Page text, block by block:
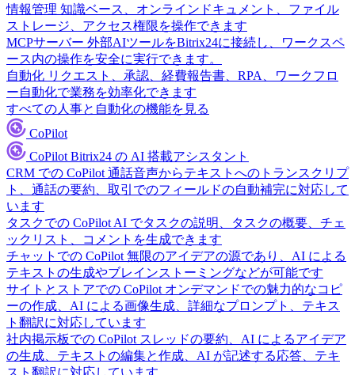
情報管理 知識ベース、オンラインドキュメント、ファイル
ストレージ、アクセス権限を操作できます
MCPサーバー 外部AIツールをBitrix24に接続し、ワークスペ
ース内の操作を安全に実行できます。
自動化 リクエスト、承認、経費報告書、RPA、ワークフロ
ー自動化で業務を効率化できます
すべての人事と自動化の機能を見る
CoPilot
CoPilot Bitrix24 の AI 搭載アシスタント
CRM での CoPilot 通話音声からテキストへのトランスクリプ
ト、通話の要約、取引でのフィールドの自動補完に対応して
います
タスクでの CoPilot AI でタスクの説明、タスクの概要、チェ
ックリスト、コメントを生成できます
チャットでの CoPilot 無限のアイデアの源であり、AI による
テキストの生成やブレインストーミングなどが可能です
サイトとストアでの CoPilot オンデマンドでの魅力的なコピ
ーの作成、AI による画像生成、詳細なプロンプト、テキス
ト翻訳に対応しています
社内掲示板での CoPilot スレッドの要約、AI によるアイデア
の生成、テキストの編集と作成、AI が記述する応答、テキ
スト翻訳に対応しています